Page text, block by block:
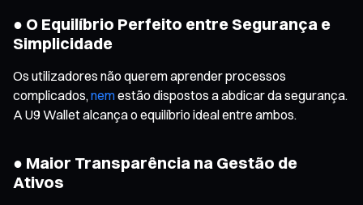
● O Equilíbrio Perfeito entre Segurança e
Simplicidade
Os utilizadores não querem aprender processos
complicados, nemestão dispostos a abdicar da segurança.
A U9 Wallet alcança o equilíbrio ideal entre ambos.
● Maior Transparência na Gestão de
Ativos